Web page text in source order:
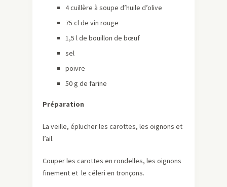
4 cuillère à soupe d’huile d’olive
75 cl de vin rouge
1,5 l de bouillon de bœuf
sel
poivre
50 g de farine
Préparation
La veille, éplucher les carottes, les oignons et
l’ail.
Couper les carottes en rondelles, les oignons
finement et le céleri en tronçons.